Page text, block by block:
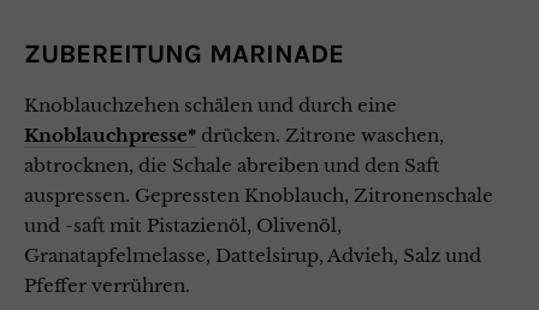
ZUBEREITUNG MARINADE
Knoblauchzehen schälen und durch eine
Knoblauchpresse* drücken. Zitrone waschen,
abtrocknen, die Schale abreiben und den Saft
auspressen. Gepressten Knoblauch, Zitronenschale
und -saft mit Pistazienöl, Olivenöl,
Granatapfelmelasse, Dattelsirup, Advieh, Salz und
Pfeffer verrühren.